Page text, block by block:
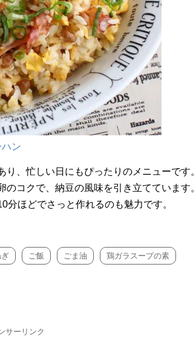
ン
、忙しい日にもぴったりのメニューです。
コクで、納豆の風味を引き立てています。
分ほどでさっと作れるのも魅力です。
ご飯 ごま油 鶏ガラスープの素
サーリンク